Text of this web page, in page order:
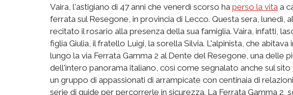
Vaira, l'astigiano di 47 anni che venerdì scorso ha perso la vita a
ferrata sul Resegone, in provincia di Lecco. Questa sera, lunedì,
recitato il rosario alla presenza della sua famiglia. Vaira, infatti,
figlia Giulia, il fratello Luigi, la sorella Silvia. L'alpinista, che
lungo la via Ferrata Gamma 2 al Dente del Resegone, una delle
dell'intero panorama italiano, così come segnalato anche sul sito
un gruppo di appassionati di arrampicate con centinaia di
serie di guide per percorrerle in sicurezza. La Ferrata Gamma 2,